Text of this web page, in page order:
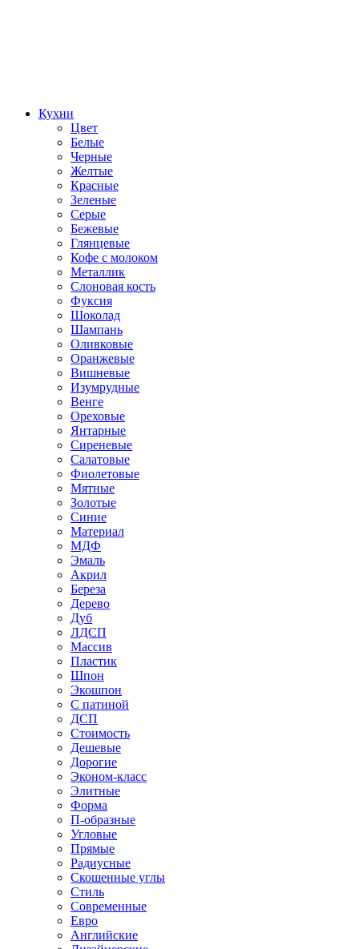
Кухни
Цвет
Белые
Черные
Желтые
Красные
Зеленые
Серые
Бежевые
Глянцевые
Кофе с молоком
Металлик
Слоновая кость
Фуксия
Шоколад
Шампань
Оливковые
Оранжевые
Вишневые
Изумрудные
Венге
Ореховые
Янтарные
Сиреневые
Салатовые
Фиолетовые
Мятные
Золотые
Синие
Материал
МДФ
Эмаль
Акрил
Береза
Дерево
Дуб
ЛДСП
Массив
Пластик
Шпон
Экошпон
С патиной
ДСП
Стоимость
Дешевые
Дорогие
Эконом-класс
Элитные
Форма
П-образные
Угловые
Прямые
Радиусные
Скошенные углы
Стиль
Современные
Евро
Английские